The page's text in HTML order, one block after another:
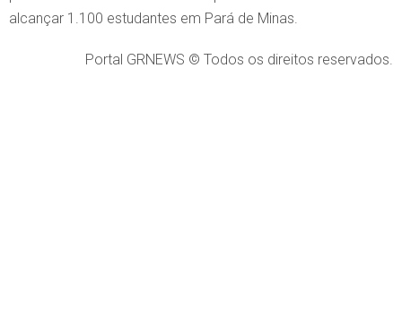
alcançar 1.100 estudantes em Pará de Minas.
Portal GRNEWS © Todos os direitos reservados.